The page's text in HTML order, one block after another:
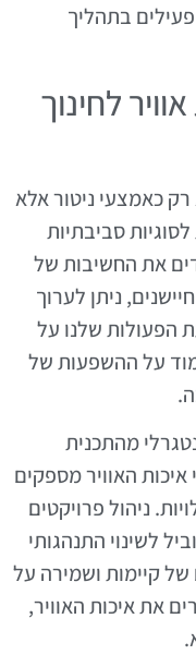
בתהליך
לחינוך
רק כאמצעי ניטור אלא
סביבתיות
את החשיבות של
ניתן לערוך
הפעולות שלנו על
על ההשפעות של
מהתכנית
האוויר מספקים
ניהול פרויקטים
לשינוי התנהגותי
קיימות ושמירה על
את איכות האוויר,